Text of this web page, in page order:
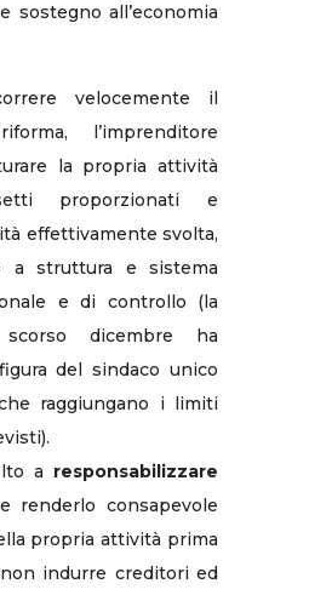
sostegno all’economia
velocemente il
l’imprenditore
la propria attività
proporzionati e
effettivamente svolta,
a struttura e sistema
e di controllo (la
dicembre ha
del sindaco unico
raggiungano i limiti
a responsabilizzare
e renderlo consapevole
propria attività prima
indurre creditori ed